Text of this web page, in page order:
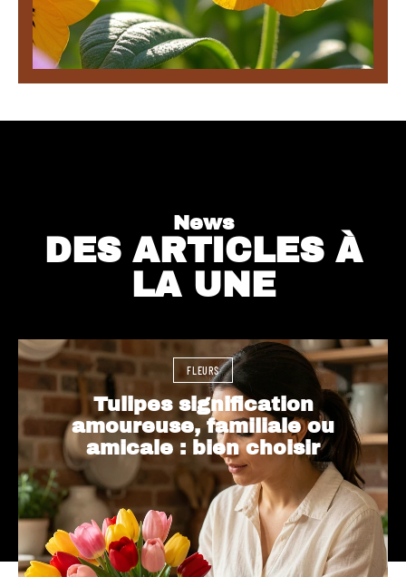
News
DES ARTICLES À
LA UNE
FLEURS
Tulipes signification
amoureuse, familiale ou
amicale : bien choisir